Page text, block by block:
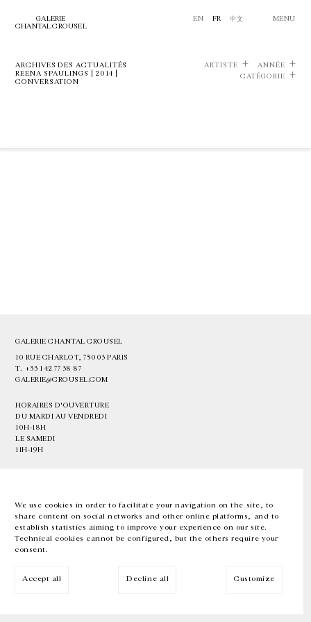
We use cookies in order to facilitate your navigation on the site, to
share content on social networks and other online platforms, and to
establish statistics aiming to improve your experience on our site.
Technical cookies cannot be configured, but the others require your
consent.
Accept all Decline all Customize
GALERIE
CHANTAL CROUSEL
EN FR 中文 MENU
ARCHIVES DES ACTUALITÉS
REENA SPAULINGS | 2014 |
CONVERSATION
ARTISTE
ANNÉE
CATÉGORIE
GALERIE CHANTAL CROUSEL
10 RUE CHARLOT, 75003 PARIS
T. +33 1 42 77 38 87
GALERIE@CROUSEL.COM
HORAIRES D'OUVERTURE
DU MARDI AU VENDREDI
10H-18H
LE SAMEDI
11H-19H
EN FR 中文 Facebook Instagram
Inscrivez-vous à notre newsletter